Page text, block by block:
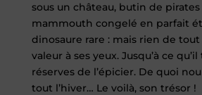
sous un château, butin de
mammouth congelé en parfait
dinosaure rare : mais rien de tout
valeur à ses yeux. Jusqu’à ce
réserves de l’épicier. De quoi
tout l’hiver… Le voilà, son trésor !